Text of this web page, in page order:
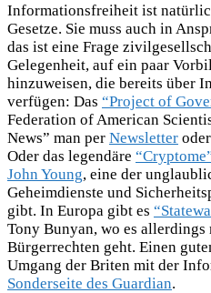
Informationsfreiheit ist
Gesetze. Sie muss auch in
das ist eine Frage
Gelegenheit, auf ein paar
hinzuweisen, die bereits über
verfügen: Das “Project of
Federation of American
News” man per Newsletter
Oder das legendäre
John Young, eine der
Geheimdienste und
gibt. In Europa gibt es
Tony Bunyan, wo es allerdings
Bürgerrechten geht. Einen
Umgang der Briten mit der
Sonderseite des Guardian.